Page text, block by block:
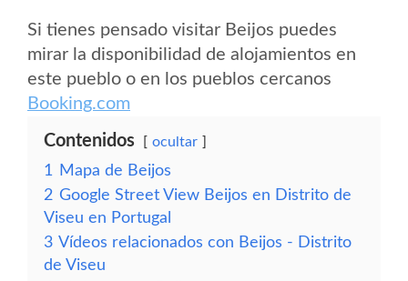
Si tienes pensado visitar Beijos puedes
mirar la disponibilidad de alojamientos en
este pueblo o en los pueblos cercanos
Booking.com
Contenidos ocultar
1
Mapa de Beijos
2 Google Street View Beijos en Distrito de
Viseu en Portugal
3 Vídeos relacionados con Beijos - Distrito
de Viseu